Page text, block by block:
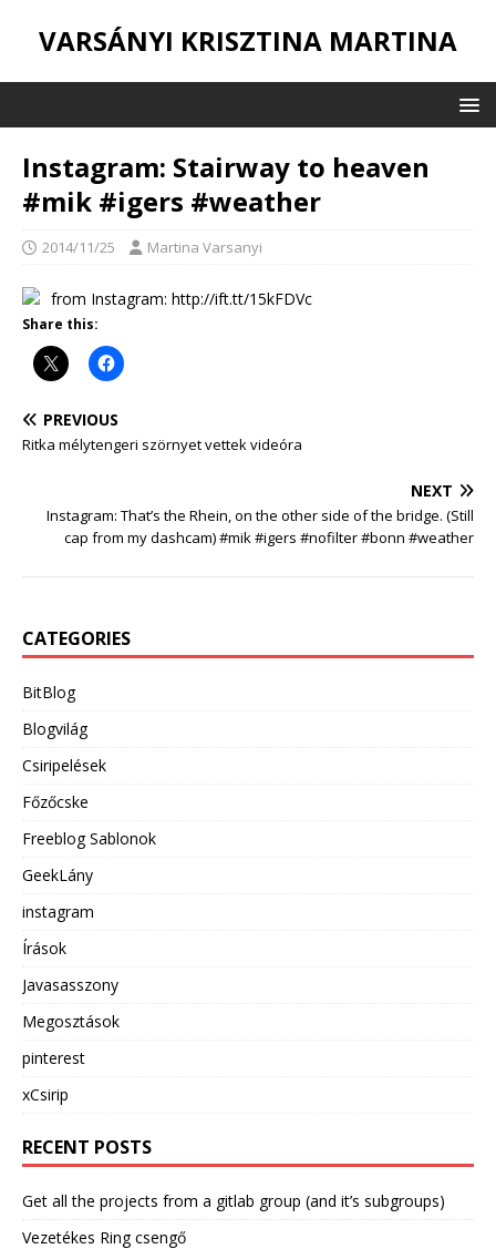
VARSÁNYI KRISZTINA MARTINA
Instagram: Stairway to heaven
#mik #igers #weather
2014/11/25 Martina Varsanyi
from Instagram: http://ift.tt/15kFDVc
Share this:
PREVIOUS
Ritka mélytengeri szörnyet vettek videóra
NEXT
Instagram: That’s the Rhein, on the other side of the bridge. (Still
cap from my dashcam) #mik #igers #nofilter #bonn #weather
CATEGORIES
BitBlog
Blogvilág
Csiripelések
Főzőcske
Freeblog Sablonok
GeekLány
instagram
Írások
Javasasszony
Megosztások
pinterest
xCsirip
RECENT POSTS
Get all the projects from a gitlab group (and it’s subgroups)
Vezetékes Ring csengő